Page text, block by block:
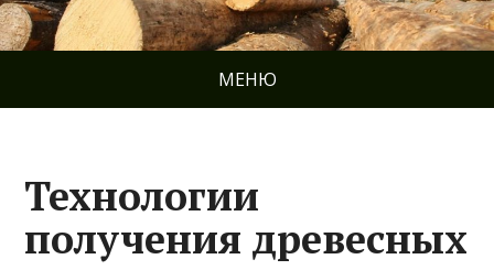
МЕНЮ
Технологии
получения древесных